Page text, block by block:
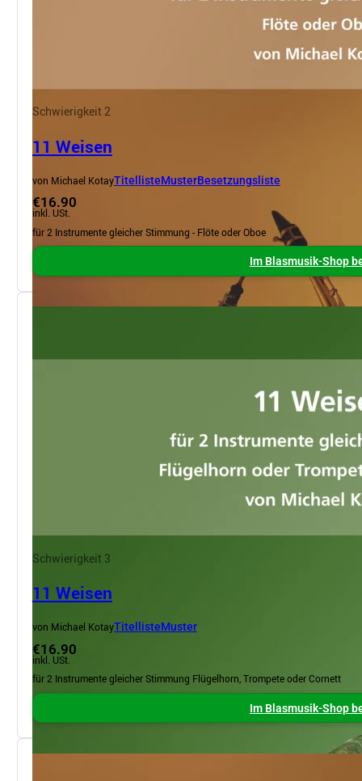
Schwierigkeit 2
11 Weisen
von Michael KotayTitellisteMusterBesetzungsliste
€16.90
inkl. USt.
für 2 Instrumente gleicher Stimmung - Flöte oder Oboe
Im Blasmusik-Shop
Schwierigkeit 3
11 Weisen
von Michael KotayTitellisteMuster
€16.90
inkl. USt.
für 2 Instrumente gleicher Stimmung Flügelhorn, Trompete oder Cornett
Im Blasmusik-Shop